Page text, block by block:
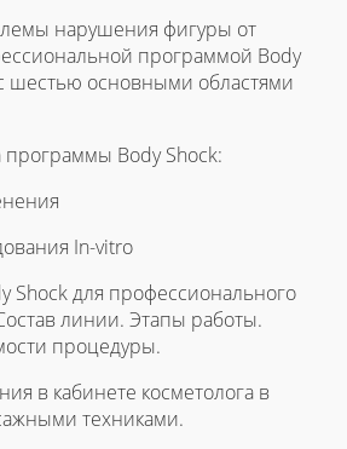
нарушения фигуры от
программой Body
шестью основными областями
Body Shock:
In-vitro
Shock для профессионального
линии. Этапы работы.
процедуры.
в кабинете косметолога в
техниками.